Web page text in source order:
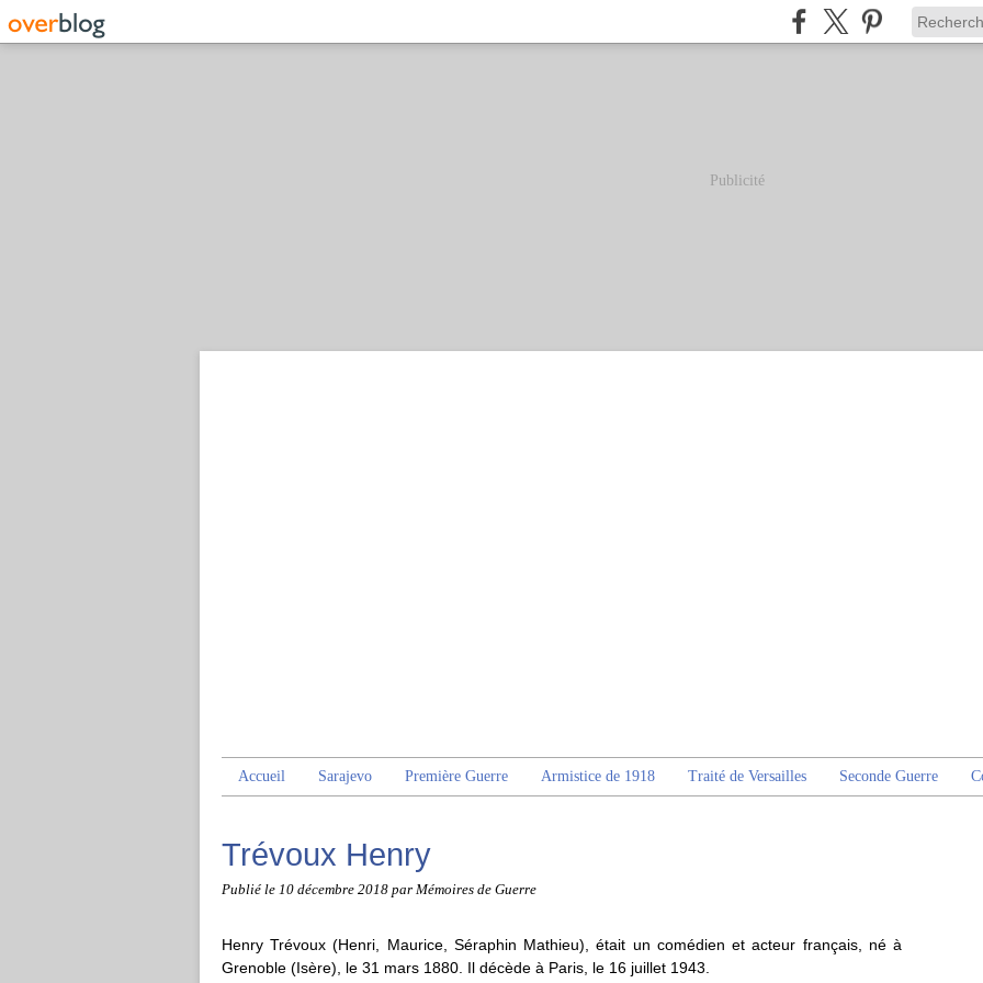
Publicité
Accueil Sarajevo Première Guerre Armistice de 1918 Traité de Versailles Seconde Guerre
Trévoux Henry
Publié le 10 décembre 2018 par Mémoires de Guerre
Henry Trévoux (Henri, Maurice, Séraphin Mathieu), était un comédien et acteur français, né à
Grenoble (Isère), le 31 mars 1880. Il décède à Paris, le 16 juillet 1943.